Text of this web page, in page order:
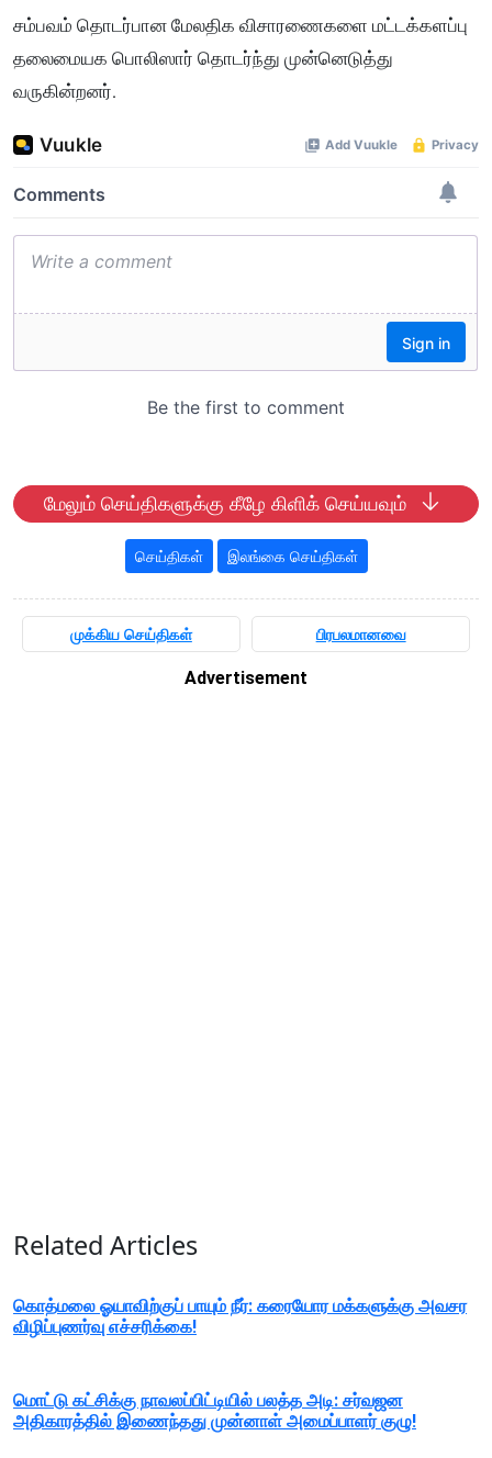
சம்பவம் தொடர்பான மேலதிக விசாரணைகளை மட்டக்களப்பு
தலைமையக பொலிஸார் தொடர்ந்து முன்னெடுத்து
வருகின்றனர்.
மேலும் செய்திகளுக்கு கீழே கிளிக் செய்யவும்
செய்திகள் இலங்கை செய்திகள்
முக்கிய செய்திகள் பிரபலமானவை
Advertisement
Related Articles
கொத்மலை ஓயாவிற்குப் பாயும் நீர்: கரையோர மக்களுக்கு அவசர
விழிப்புணர்வு எச்சரிக்கை!
மொட்டு கட்சிக்கு நாவலப்பிட்டியில் பலத்த அடி: சர்வஜன
அதிகாரத்தில் இணைந்தது முன்னாள் அமைப்பாளர் குழு!